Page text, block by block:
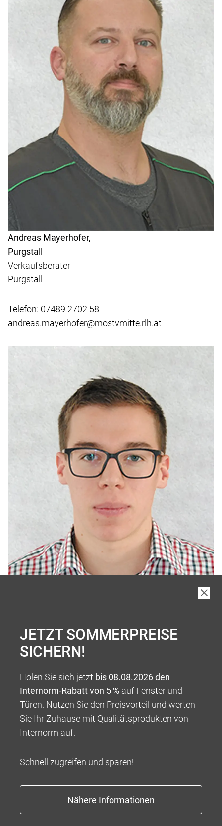
Andreas Mayerhofer,
Purgstall
Verkaufsberater
Purgstall
Telefon: 07489 2702 58
andreas.mayerhofer@mostvmitte.rlh.at
Robert Wagner,
Purgstall
Purgstall
robert.wagner@mostvmitte.rlh.at
JETZT SOMMERPREISE
SICHERN!
Holen Sie sich jetzt bis 08.08.2026 den
Internorm-Rabatt von 5 % auf Fenster und
Türen. Nutzen Sie den Preisvorteil und werten
Sie Ihr Zuhause mit Qualitätsprodukten von
Internorm auf.
Schnell zugreifen und sparen!